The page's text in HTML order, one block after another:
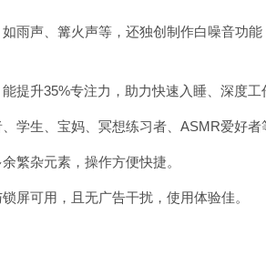
雨声、篝火声等，还独创制作白噪音功
提升35%专注力，助力快速入睡、深度工
学生、宝妈、冥想练习者、ASMR爱好者
繁杂元素，操作方便快捷。
屏可用，且无广告干扰，使用体验佳。